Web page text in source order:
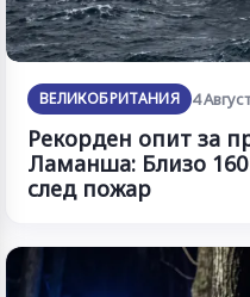
ВЕЛИКОБРИТАНИЯ 4
Рекорден опит за
Ламанша: Близо
след пожар